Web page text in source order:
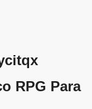
RPG Para